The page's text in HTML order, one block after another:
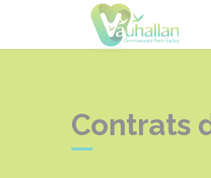
Contrats